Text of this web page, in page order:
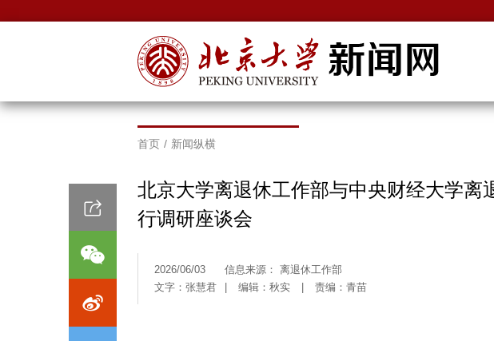
首页 / 新闻纵横
北京大学离退休工作部与中央财经大学离
行调研座谈会
2026/06/03
信息来源： 离退休工作部
文字：张慧君
编辑：秋实 责编：青苗